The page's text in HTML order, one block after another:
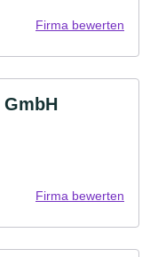
Firma bewerten
Firma bewerten